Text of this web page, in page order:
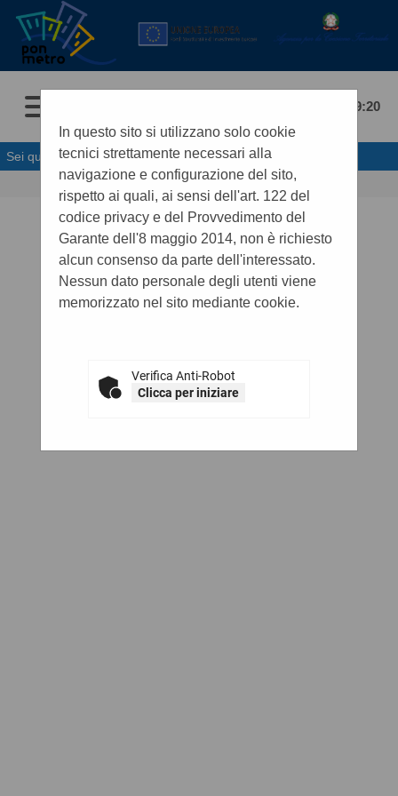
07/08/2026 09:20
Sei qui: Home» Informazioni» News
In questo sito si utilizzano solo cookie
tecnici strettamente necessari alla
navigazione e configurazione del sito,
rispetto ai quali, ai sensi dell'art. 122 del
codice privacy e del Provvedimento del
Garante dell'8 maggio 2014, non è richiesto
alcun consenso da parte dell'interessato.
Nessun dato personale degli utenti viene
memorizzato nel sito mediante cookie.
Verifica Anti-Robot
Clicca per iniziare
.